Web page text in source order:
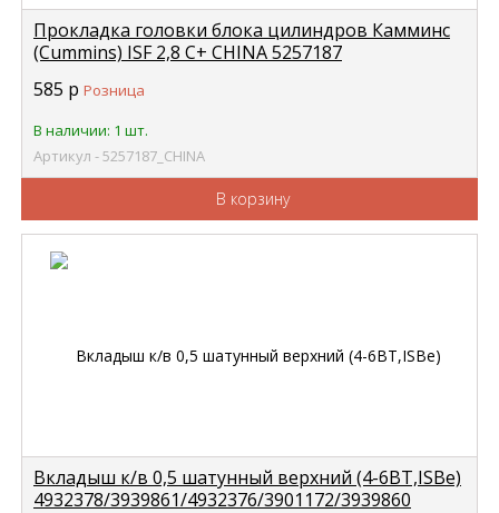
Прокладка головки блока цилиндров Камминс
(Cummins) ISF 2,8 C+ CHINA 5257187
585 р Розница
В наличии: 1 шт.
Артикул - 5257187_CHINA
В корзину
Вкладыш к/в 0,5 шатунный верхний (4-6BT,ISBe)
4932378/3939861/4932376/3901172/3939860